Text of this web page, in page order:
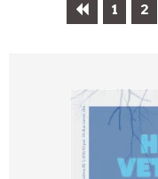
1 2